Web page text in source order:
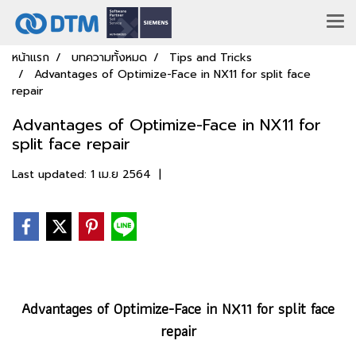
หน้าแรก บทความทั้งหมด
Tips and Tricks
Advantages of Optimize-Face in NX11 for split face
repair
Advantages of Optimize-Face in NX11 for
split face repair
Last updated: 1 เม.ย 2564 |
Advantages of Optimize-Face in NX11 for split face
repair